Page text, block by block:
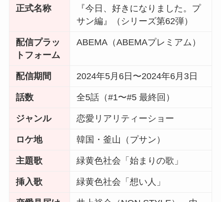
正式名称
『今日、好きになりました。プ
サン編』（シリーズ第62弾）
配信プラッ
トフォーム
ABEMA（ABEMAプレミアム）
配信期間 2024年5月6日〜2024年6月3日
話数 全5話（#1〜#5 最終回）
ジャンル 恋愛リアリティーショー
ロケ地 韓国・釜山（プサン）
主題歌 緑黄色社会「始まりの歌」
挿入歌 緑黄色社会「想い人」